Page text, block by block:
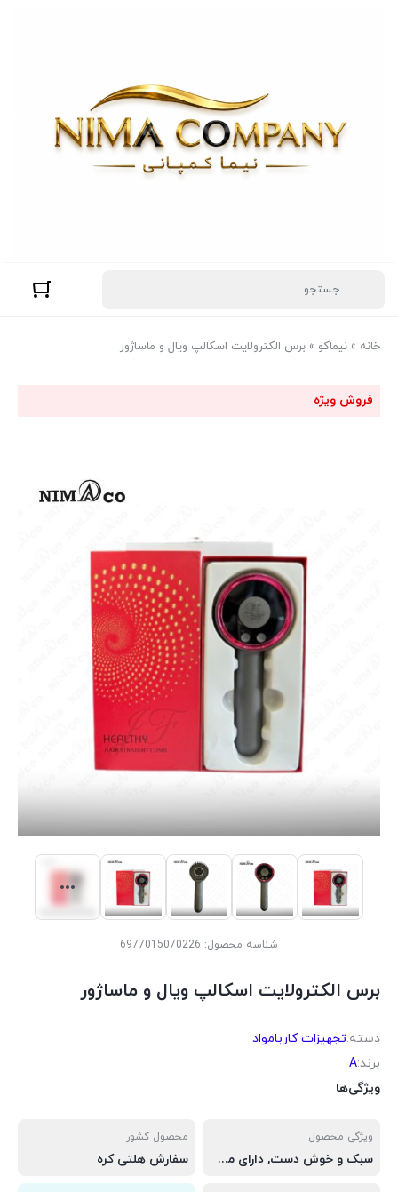
خانه » نیماکو » برس الکترولایت اسکالپ ویال و ماساژور
فروش ویژه
شناسه محصول: 6977015070226
برس الکترولایت اسکالپ ویال و ماساژور
دسته:تجهیزات کاربامواد
برند:A
ویژگی‌ها
ویژگی محصول
سبک و خوش دست, دارای مخزن سرم و ویال, دنده های فلزی, شارژی پر قدرت, جنس بدنه محکم کربنی
محصول کشور
سفارش هلتی کره